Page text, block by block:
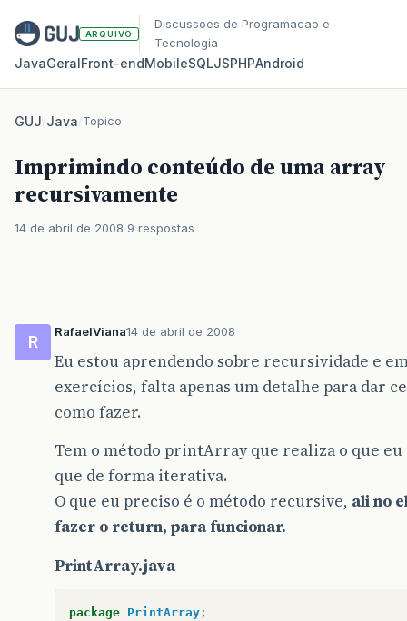
ARQUIVO
Discussoes de Programacao e
Tecnologia
JavaGeralFront‑endMobileSQLJSPHPAndroid
GUJ/Java/Topico
Imprimindo conteúdo de uma array
recursivamente
14 de abril de 2008 9 respostas
R
RafaelViana14 de abril de 2008
Eu estou aprendendo sobre recursividade e
exercícios, falta apenas um detalhe para dar
como fazer.
Tem o método printArray que realiza o que
que de forma iterativa.
O que eu preciso é o método recursive, ali no
fazer o return, para funcionar.
PrintArray.java
package PrintArray ;